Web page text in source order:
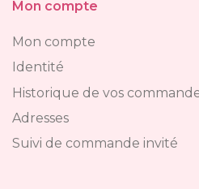
Mon compte
Mon compte
Identité
Historique de vos
Adresses
Suivi de commande invité